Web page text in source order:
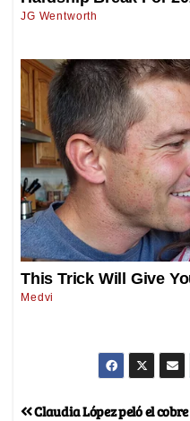
Claudia López peló el cobre